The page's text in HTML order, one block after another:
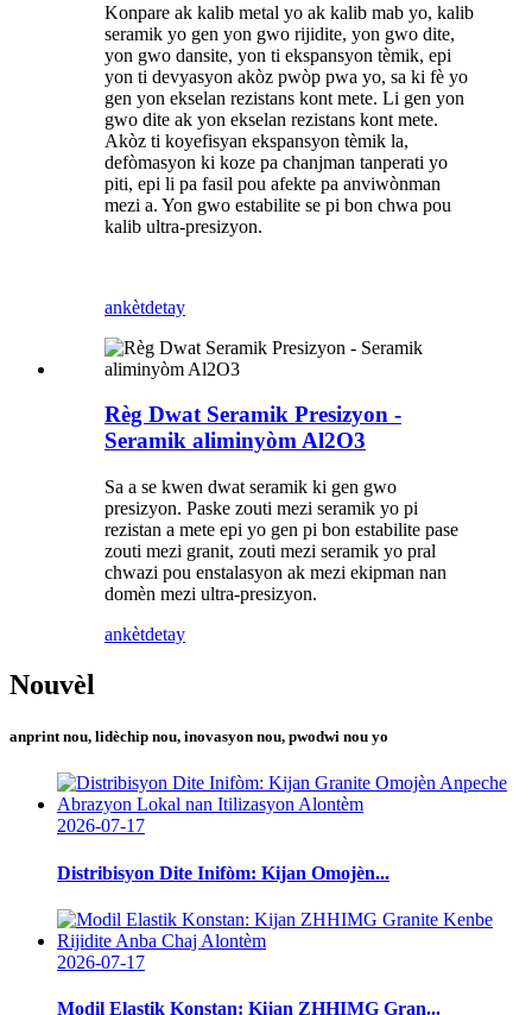
Konpare ak kalib metal yo ak kalib mab yo, kalib
seramik yo gen yon gwo rijidite, yon gwo dite,
yon gwo dansite, yon ti ekspansyon tèmik, epi
yon ti devyasyon akòz pwòp pwa yo, sa ki fè yo
gen yon ekselan rezistans kont mete. Li gen yon
gwo dite ak yon ekselan rezistans kont mete.
Akòz ti koyefisyan ekspansyon tèmik la,
defòmasyon ki koze pa chanjman tanperati yo
piti, epi li pa fasil pou afekte pa anviwònman
mezi a. Yon gwo estabilite se pi bon chwa pou
kalib ultra-presizyon.
ankètdetay
Règ Dwat Seramik Presizyon -
Seramik aliminyòm Al2O3
Sa a se kwen dwat seramik ki gen gwo
presizyon. Paske zouti mezi seramik yo pi
rezistan a mete epi yo gen pi bon estabilite pase
zouti mezi granit, zouti mezi seramik yo pral
chwazi pou enstalasyon ak mezi ekipman nan
domèn mezi ultra-presizyon.
ankètdetay
Nouvèl
anprint nou, lidèchip nou, inovasyon nou, pwodwi nou yo
2026-07-17
Distribisyon Dite Inifòm: Kijan Omojèn...
2026-07-17
Modil Elastik Konstan: Kijan ZHHIMG Gran...